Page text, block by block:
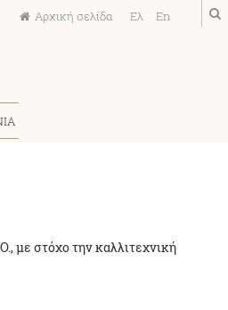
Ελ En
με στόχο την καλλιτεχνική